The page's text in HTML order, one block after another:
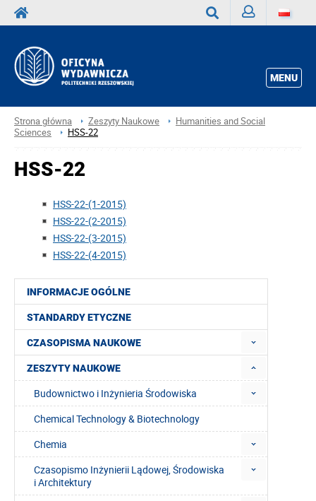
MENU
Strona główna Zeszyty Naukowe
Humanities and Social
Sciences
HSS-22
INFORMACJE OGÓLNE
STANDARDY ETYCZNE
CZASOPISMA NAUKOWE
ZESZYTY NAUKOWE
Budownictwo i Inżynieria Środowiska
Chemical Technology & Biotechnology
Chemia
Czasopismo Inżynierii Lądowej, Środowiska
i Architektury
HSS-22
HSS-22-(1-2015)
HSS-22-(2-2015)
HSS-22-(3-2015)
HSS-22-(4-2015)